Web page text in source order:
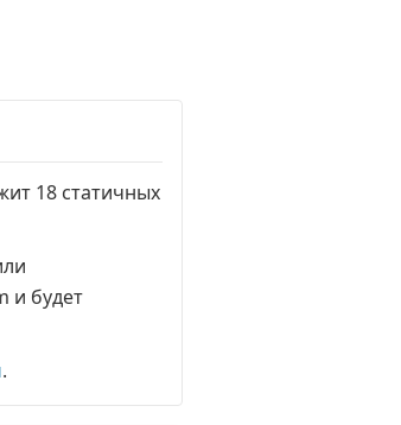
18 статичных
и будет
.